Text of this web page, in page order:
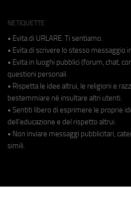
NETIQUETTE
• Evita di URLARE. Ti sentiamo.
• Evita di scrivere lo stesso messaggio
• Evita in luoghi pubblici (forum, chat,
questioni personali.
• Rispetta le idee altrui, le religioni e
bestemmiare né insultare altri utenti.
• Sentiti libero di esprimere le proprie
dell'educazione e del rispetto altrui.
• Non inviare messaggi pubblicitari,
simili.